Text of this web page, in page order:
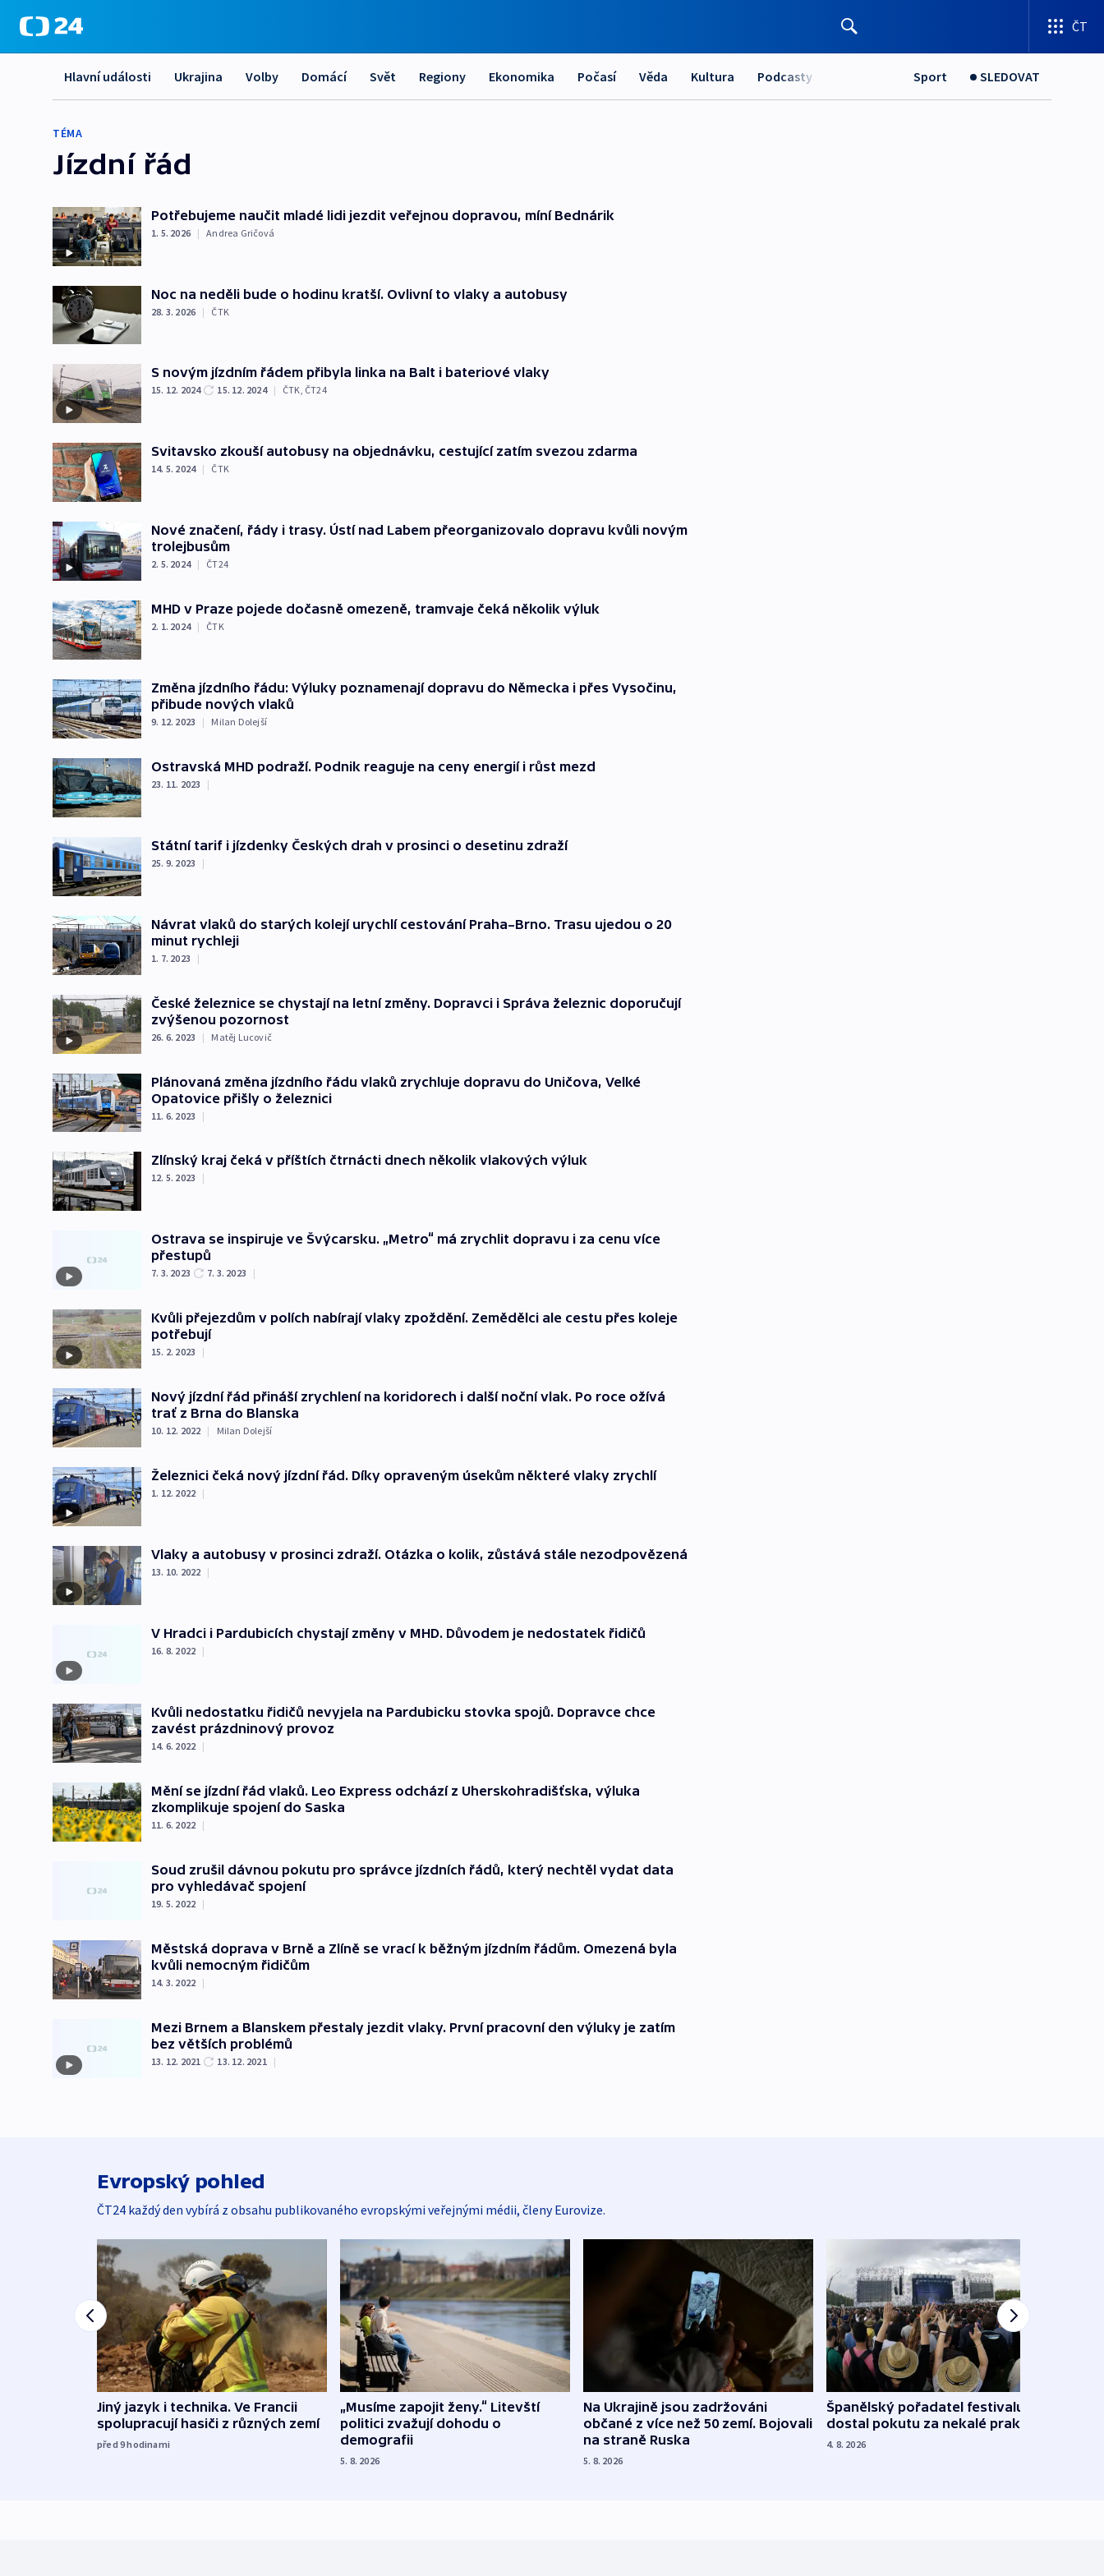
ČT
Hlavní události Ukrajina Volby Domácí Svět Regiony Ekonomika Počasí Věda Kultura Podcasty Sport SLEDOVAT
TÉMA
Jízdní řád
Potřebujeme naučit mladé lidi jezdit veřejnou dopravou, míní Bednárik
1. 5. 2026 | Andrea Gričová
Noc na neděli bude o hodinu kratší. Ovlivní to vlaky a autobusy
28. 3. 2026 | ČTK
S novým jízdním řádem přibyla linka na Balt i bateriové vlaky
15. 12. 2024 15. 12. 2024 | ČTK, ČT24
Svitavsko zkouší autobusy na objednávku, cestující zatím svezou zdarma
14. 5. 2024 | ČTK
Nové značení, řády i trasy. Ústí nad Labem přeorganizovalo dopravu kvůli novým
trolejbusům
2. 5. 2024 | ČT24
MHD v Praze pojede dočasně omezeně, tramvaje čeká několik výluk
2. 1. 2024 | ČTK
Změna jízdního řádu: Výluky poznamenají dopravu do Německa i přes Vysočinu,
přibude nových vlaků
9. 12. 2023 | Milan Dolejší
Ostravská MHD podraží. Podnik reaguje na ceny energií i růst mezd
23. 11. 2023 |
Státní tarif i jízdenky Českých drah v prosinci o desetinu zdraží
25. 9. 2023 |
Návrat vlaků do starých kolejí urychlí cestování Praha–Brno. Trasu ujedou o 20
minut rychleji
1. 7. 2023 |
České železnice se chystají na letní změny. Dopravci i Správa železnic doporučují
zvýšenou pozornost
26. 6. 2023 | Matěj Lucovič
Plánovaná změna jízdního řádu vlaků zrychluje dopravu do Uničova, Velké
Opatovice přišly o železnici
11. 6. 2023 |
Zlínský kraj čeká v příštích čtrnácti dnech několik vlakových výluk
12. 5. 2023 |
Ostrava se inspiruje ve Švýcarsku. „Metro“ má zrychlit dopravu i za cenu více
přestupů
7. 3. 2023 7. 3. 2023 |
Kvůli přejezdům v polích nabírají vlaky zpoždění. Zemědělci ale cestu přes koleje
potřebují
15. 2. 2023 |
Nový jízdní řád přináší zrychlení na koridorech i další noční vlak. Po roce ožívá
trať z Brna do Blanska
10. 12. 2022 | Milan Dolejší
Železnici čeká nový jízdní řád. Díky opraveným úsekům některé vlaky zrychlí
1. 12. 2022 |
Vlaky a autobusy v prosinci zdraží. Otázka o kolik, zůstává stále nezodpovězená
13. 10. 2022 |
V Hradci i Pardubicích chystají změny v MHD. Důvodem je nedostatek řidičů
16. 8. 2022 |
Kvůli nedostatku řidičů nevyjela na Pardubicku stovka spojů. Dopravce chce
zavést prázdninový provoz
14. 6. 2022 |
Mění se jízdní řád vlaků. Leo Express odchází z Uherskohradišťska, výluka
zkomplikuje spojení do Saska
11. 6. 2022 |
Soud zrušil dávnou pokutu pro správce jízdních řádů, který nechtěl vydat data
pro vyhledávač spojení
19. 5. 2022 |
Městská doprava v Brně a Zlíně se vrací k běžným jízdním řádům. Omezená byla
kvůli nemocným řidičům
14. 3. 2022 |
Mezi Brnem a Blanskem přestaly jezdit vlaky. První pracovní den výluky je zatím
bez větších problémů
13. 12. 2021 13. 12. 2021 |
Evropský pohled
ČT24 každý den vybírá z obsahu publikovaného evropskými veřejnými médii, členy Eurovize.
Jiný jazyk i technika. Ve Francii
spolupracují hasiči z různých zemí
před 9hodinami
„Musíme zapojit ženy.“ Litevští
politici zvažují dohodu o
demografii
5. 8. 2026
Na Ukrajině jsou zadržováni
občané z více než 50 zemí. Bojovali
na straně Ruska
5. 8. 2026
Španělský pořadatel festivalu
dostal pokutu za nekalé praktiky
4. 8. 2026